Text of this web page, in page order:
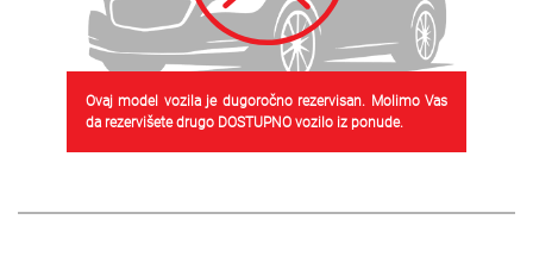
Ovaj model vozila je dugoročno rezervisan. Molimo Vas
da rezervišete drugo DOSTUPNO vozilo iz ponude.